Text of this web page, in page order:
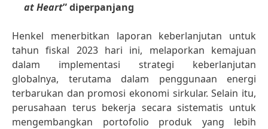
at Heart” diperpanjang
Henkel menerbitkan laporan keberlanjutan untuk
tahun fiskal 2023 hari ini, melaporkan kemajuan
dalam implementasi strategi keberlanjutan
globalnya, terutama dalam penggunaan energi
terbarukan dan promosi ekonomi sirkular. Selain itu,
perusahaan terus bekerja secara sistematis untuk
mengembangkan portofolio produk yang lebih